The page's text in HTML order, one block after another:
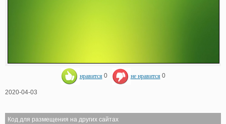
нравится 0 не нравится 0
2020-04-03
Код для размещения на других сайтах